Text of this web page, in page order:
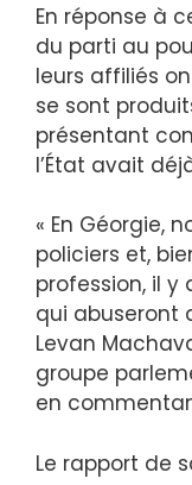
En réponse à
du parti au
leurs affiliés
se sont
présentant
l’État avait
« En Géorgie,
policiers et,
profession, il y
qui abuseront
Levan
groupe
en
Le rapport de